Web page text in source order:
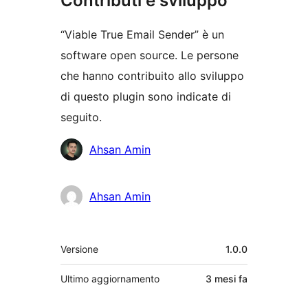
“Viable True Email Sender” è un
software open source. Le persone
che hanno contribuito allo sviluppo
di questo plugin sono indicate di
seguito.
Collaboratori
Ahsan Amin
Ahsan Amin
Meta
Versione 1.0.0
Ultimo aggiornamento 3 mesi fa